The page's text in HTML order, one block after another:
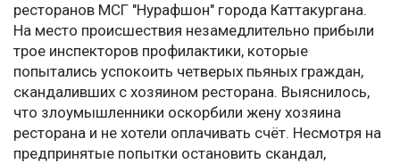
ресторанов МСГ "Нурафшон" города Каттакургана.
На место происшествия незамедлительно прибыли
трое инспекторов профилактики, которые
попытались успокоить четверых пьяных граждан,
скандаливших с хозяином ресторана. Выяснилось,
что злоумышленники оскорбили жену хозяина
ресторана и не хотели оплачивать счёт. Несмотря на
предпринятые попытки остановить скандал,